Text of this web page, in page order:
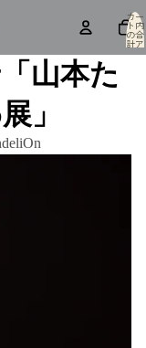
カー
ト内
の合
計ア
イテ
山本た
」